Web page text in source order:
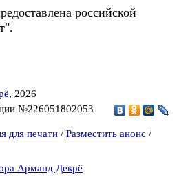
российской
, 2026
№226051802053
для печати / Разместить анонс /
Арманд Декрё